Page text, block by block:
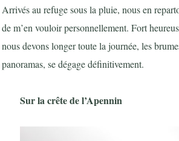
Arrivés au refuge sous la pluie, nous en
de m’en vouloir personnellement. Fort
nous devons longer toute la journée, les
panoramas, se dégage définitivement.
Sur la crête de l’Apennin